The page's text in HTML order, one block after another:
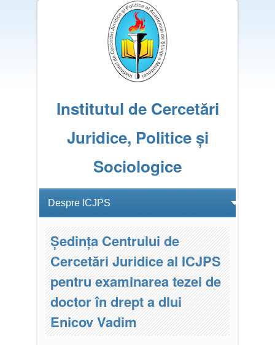
Institutul de Cercetări
Juridice, Politice și
Sociologice
Ședința Centrului de
Cercetări Juridice al ICJPS
pentru examinarea tezei de
doctor în drept a dlui
Enicov Vadim